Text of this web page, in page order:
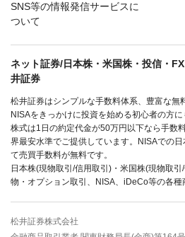
SNS等の情報発信サービスに
ついて
ネット証券/日本株・米国株・投信・
井証券
松井証券はシンプルな手数料体系、豊富な無
NISAをきっかけに投資を始める初心者の方に
株式は1日の約定代金が50万円以下なら手数
界最安水準でご提供しています。NISAでの
て売買手数料が無料です。
日本株(現物取引/信用取引)・米国株(現物取
物・オプション取引、NISA、iDeCo等の各種
松井証券株式会社